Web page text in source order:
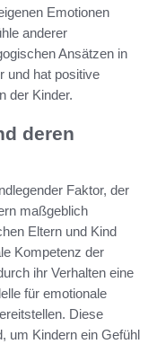
Emotionen
anderer
Ansätzen in
und hat positive
der Kinder.
deren
Faktor, der
maßgeblich
Eltern und Kind
Kompetenz der
ihr Verhalten eine
für emotionale
Diese
um Kindern ein Gefühl